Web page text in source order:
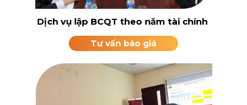
Dịch vụ lập BCQT theo năm tài chính
Tư vấn báo giá